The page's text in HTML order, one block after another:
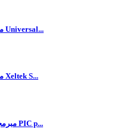
مبرمجة شاملة Universal...
مبرمجة شاملة Xeltek S...
مبرمجة بيك شاملة PIC p...